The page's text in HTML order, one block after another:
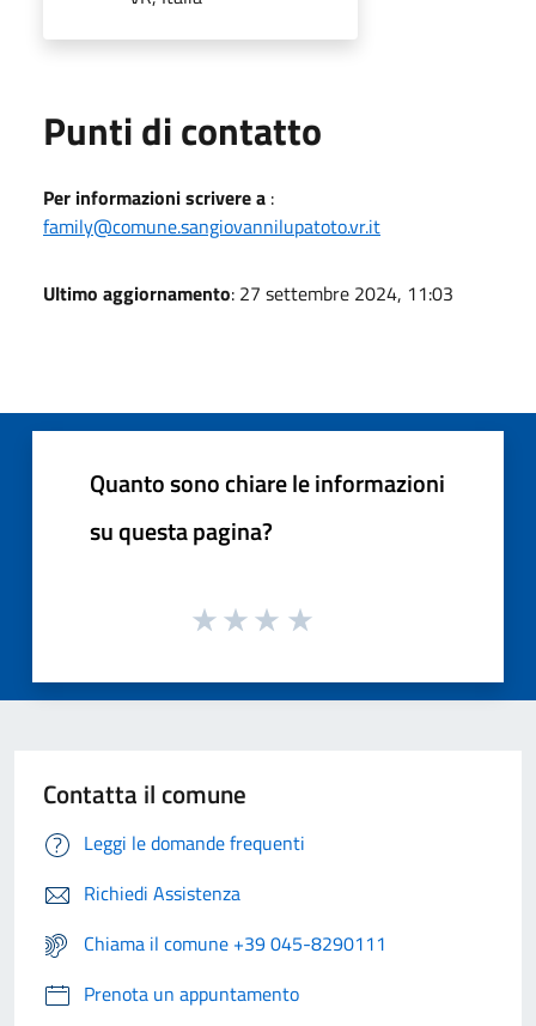
Punti di contatto
Per informazioni scrivere a :
family@comune.sangiovannilupatoto.vr.it
Ultimo aggiornamento: 27 settembre 2024, 11:03
Quanto sono chiare le informazioni
su questa pagina?
Contatta il comune
Leggi le domande frequenti
Richiedi Assistenza
Chiama il comune +39 045-8290111
Prenota un appuntamento